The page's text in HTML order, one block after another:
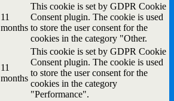
11
months
This cookie is set by GDPR Cookie
Consent plugin. The cookie is used
to store the user consent for the
cookies in the category "Other.
11
months
This cookie is set by GDPR Cookie
Consent plugin. The cookie is used
to store the user consent for the
cookies in the category
"Performance".